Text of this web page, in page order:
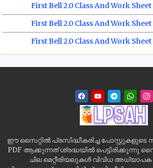
First Bell 2.0 Class And Work
First Bell 2.0 Class And Work
First Bell 2.0 Class And Work
ഈ സൈറ്റിൽ പ്രസിദ്ധീകരിച്ച പോസ്റ്റുകളുടെ
PDF ആക്കുന്നത് ശ്രദ്ധയിൽ പെട്ടിരിക്കുന്നു
ചില മെറ്റീരിയലുകൾ വിവിധ